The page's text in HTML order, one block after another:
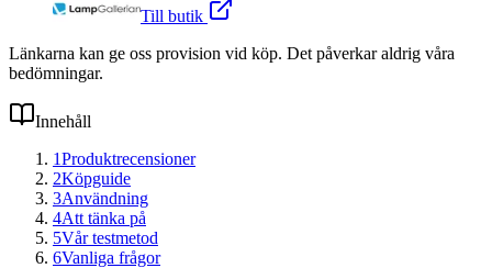
Till butik
Länkarna kan ge oss provision vid köp. Det påverkar aldrig våra
bedömningar.
Innehåll
1Produktrecensioner
2Köpguide
3Användning
4Att tänka på
5Vår testmetod
6Vanliga frågor